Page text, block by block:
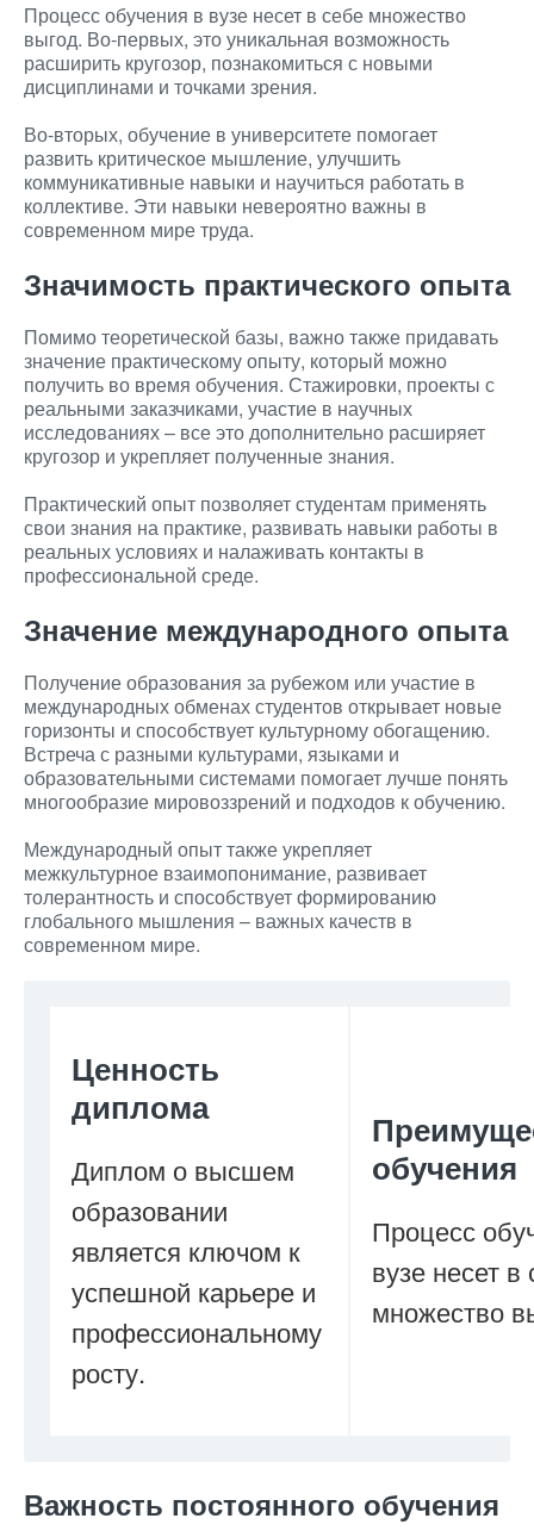
Процесс обучения в вузе несет в себе множество
выгод. Во-первых, это уникальная возможность
расширить кругозор, познакомиться с новыми
дисциплинами и точками зрения.
Во-вторых, обучение в университете помогает
развить критическое мышление, улучшить
коммуникативные навыки и научиться работать в
коллективе. Эти навыки невероятно важны в
современном мире труда.
Значимость практического опыта
Помимо теоретической базы, важно также придавать
значение практическому опыту, который можно
получить во время обучения. Стажировки, проекты с
реальными заказчиками, участие в научных
исследованиях – все это дополнительно расширяет
кругозор и укрепляет полученные знания.
Практический опыт позволяет студентам применять
свои знания на практике, развивать навыки работы в
реальных условиях и налаживать контакты в
профессиональной среде.
Значение международного опыта
Получение образования за рубежом или участие в
международных обменах студентов открывает новые
горизонты и способствует культурному обогащению.
Встреча с разными культурами, языками и
образовательными системами помогает лучше понять
многообразие мировоззрений и подходов к обучению.
Международный опыт также укрепляет
межкультурное взаимопонимание, развивает
толерантность и способствует формированию
глобального мышления – важных качеств в
современном мире.
Ценность
диплома
Диплом о высшем
образовании
является ключом к
успешной карьере и
профессиональному
росту.
обучения
Процесс
вузе несет в
множество
Важность постоянного обучения